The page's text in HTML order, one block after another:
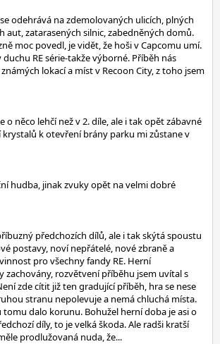
odehrává na zdemolovaných ulicích, plných
aut, zatarasených silnic, zabedněných domů.
moc povedl, je vidět, že hoši v Capcomu umí.
RE série-takže výborné. Příběh nás
lokací a míst v Recoon City, z toho jsem
o něco lehčí než v 2. díle, ale i tak opět zábavné
krystalů k otevření brány parku mi zůstane v
hudba, jinak zvuky opět na velmi dobré
předchozích dílů, ale i tak skýtá spoustu
postavy, noví nepřátelé, nové zbraně a
pro všechny fandy RE. Herní
zachovány, rozvětvení příběhu jsem uvítal s
zde cítit již ten gradující příběh, hra se nese
stranu nepolevuje a nemá chluchá místa.
tomu dalo korunu. Bohužel herní doba je asi o
díly, to je velká škoda. Ale radši kratší
prodlužovaná nuda, že...